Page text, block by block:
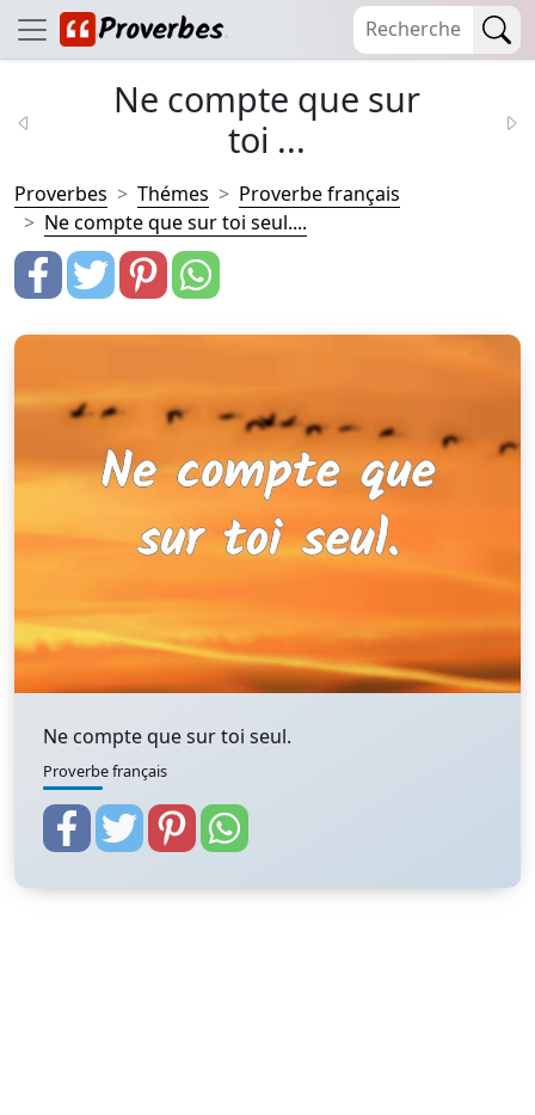
Ne compte que sur
toi ...
Proverbes Thémes
Proverbe français
Ne compte que sur toi seul....
Ne compte que sur toi seul.
Proverbe français